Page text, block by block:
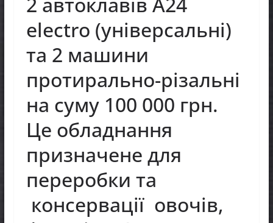
electro (універсальні)
та 2 машини
протирально-різальні
на суму 100 000 грн.
Це обладнання
призначене для
переробки та
консервації овочів,